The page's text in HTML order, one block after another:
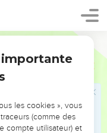
impétueux, inondant
leurs populations.
du pays
de leurs sabots, le
Les parents en
venu pour tous les
pour aider Tyr et
les cookies », vous
(comme des
compte utilisateur) et